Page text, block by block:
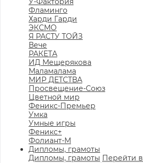
Фламинго
Харди Гарди
ЭКСМО
Я РАСТУ ТОЙЗ
Вече
РАКЕТА
ИД Мещерякова
Маламалама
МИР ДЕТСТВА
Просвещение-Союз
Цветной мир
Феникс-Премьер
Умка
Умные игры
Феникс+
Фолиант-М
Дипломы, грамоты
Дипломы, грамоты Перейти